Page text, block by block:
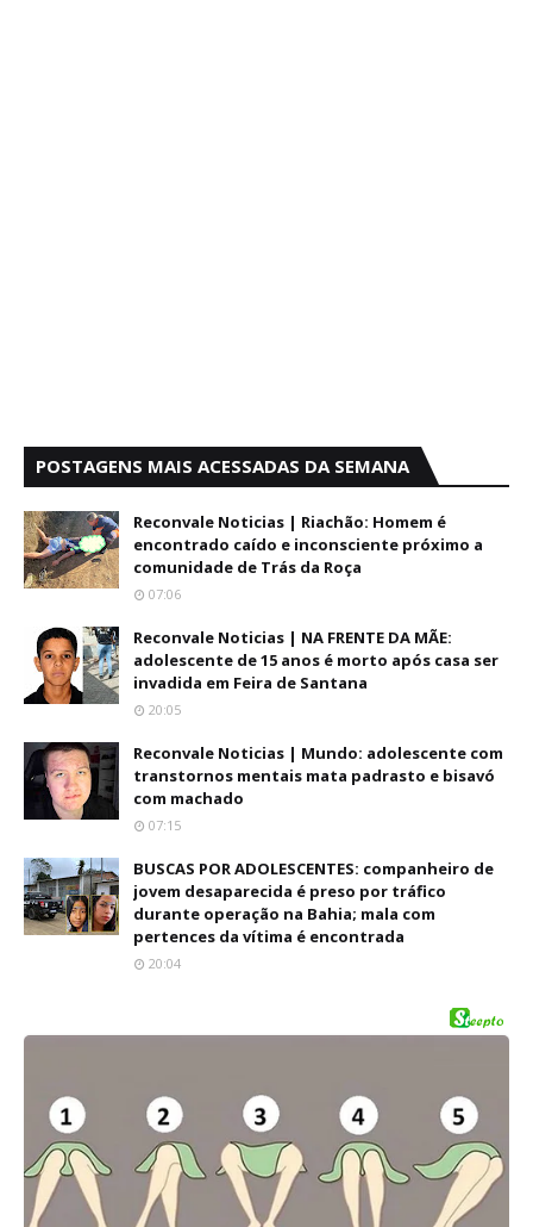
POSTAGENS MAIS ACESSADAS DA SEMANA
Reconvale Noticias | Riachão: Homem é
encontrado caído e inconsciente próximo a
comunidade de Trás da Roça
07:06
Reconvale Noticias | NA FRENTE DA MÃE:
adolescente de 15 anos é morto após casa ser
invadida em Feira de Santana
20:05
Reconvale Noticias | Mundo: adolescente com
transtornos mentais mata padrasto e bisavó
com machado
07:15
BUSCAS POR ADOLESCENTES: companheiro de
jovem desaparecida é preso por tráfico
durante operação na Bahia; mala com
pertences da vítima é encontrada
20:04